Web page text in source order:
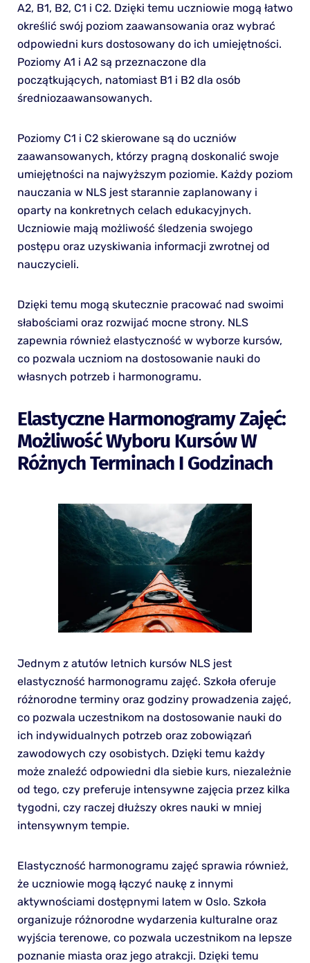
A2, B1, B2, C1 i C2. Dzięki temu uczniowie mogą łatwo
określić swój poziom zaawansowania oraz wybrać
odpowiedni kurs dostosowany do ich umiejętności.
Poziomy A1 i A2 są przeznaczone dla
początkujących, natomiast B1 i B2 dla osób
średniozaawansowanych.
Poziomy C1 i C2 skierowane są do uczniów
zaawansowanych, którzy pragną doskonalić swoje
umiejętności na najwyższym poziomie. Każdy poziom
nauczania w NLS jest starannie zaplanowany i
oparty na konkretnych celach edukacyjnych.
Uczniowie mają możliwość śledzenia swojego
postępu oraz uzyskiwania informacji zwrotnej od
nauczycieli.
Dzięki temu mogą skutecznie pracować nad swoimi
słabościami oraz rozwijać mocne strony. NLS
zapewnia również elastyczność w wyborze kursów,
co pozwala uczniom na dostosowanie nauki do
własnych potrzeb i harmonogramu.
Elastyczne Harmonogramy Zajęć:
Możliwość Wyboru Kursów W
Różnych Terminach I Godzinach
Jednym z atutów letnich kursów NLS jest
elastyczność harmonogramu zajęć. Szkoła oferuje
różnorodne terminy oraz godziny prowadzenia zajęć,
co pozwala uczestnikom na dostosowanie nauki do
ich indywidualnych potrzeb oraz zobowiązań
zawodowych czy osobistych. Dzięki temu każdy
może znaleźć odpowiedni dla siebie kurs, niezależnie
od tego, czy preferuje intensywne zajęcia przez kilka
tygodni, czy raczej dłuższy okres nauki w mniej
intensywnym tempie.
Elastyczność harmonogramu zajęć sprawia również,
że uczniowie mogą łączyć naukę z innymi
aktywnościami dostępnymi latem w Oslo. Szkoła
organizuje różnorodne wydarzenia kulturalne oraz
wyjścia terenowe, co pozwala uczestnikom na lepsze
poznanie miasta oraz jego atrakcji. Dzięki temu